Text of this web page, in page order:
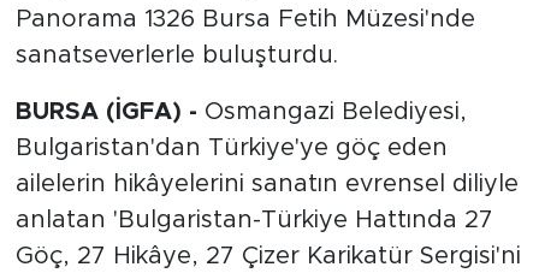
Panorama 1326 Bursa Fetih Müzesi'nde
sanatseverlerle buluşturdu.
BURSA (İGFA) - Osmangazi Belediyesi,
Bulgaristan'dan Türkiye'ye göç eden
ailelerin hikâyelerini sanatın evrensel diliyle
anlatan 'Bulgaristan-Türkiye Hattında 27
Göç, 27 Hikâye, 27 Çizer Karikatür Sergisi'ni